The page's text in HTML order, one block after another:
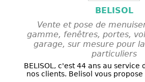
BELISOL
Vente et pose de
gamme, fenêtres, portes,
garage, sur mesure pour
particuliers
BELISOL, c'est 44 ans au
nos clients. Belisol vous